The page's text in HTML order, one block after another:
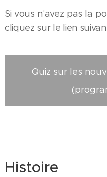
Si vous n'avez pas la
cliquez sur le lien
Quiz sur les
Histoire